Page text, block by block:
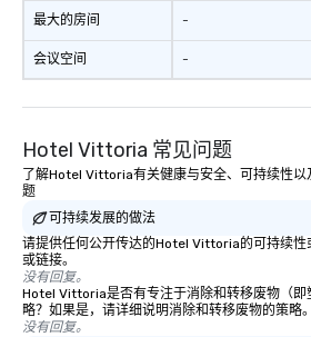
最大的房间
会议空间
-
-
Hotel Vittoria 常见问题
了解Hotel Vittoria有关健康与安全、可持续性以
题
可持续发展的做法
请提供任何公开传达的Hotel Vittoria的可持续
或链接。
没有回复。
Hotel Vittoria是否有专注于消除和转移废物（即
略？如果是，请详细说明消除和转移废物的策略。
没有回复。